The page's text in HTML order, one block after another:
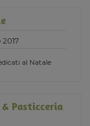
al Natale
Pasticceria